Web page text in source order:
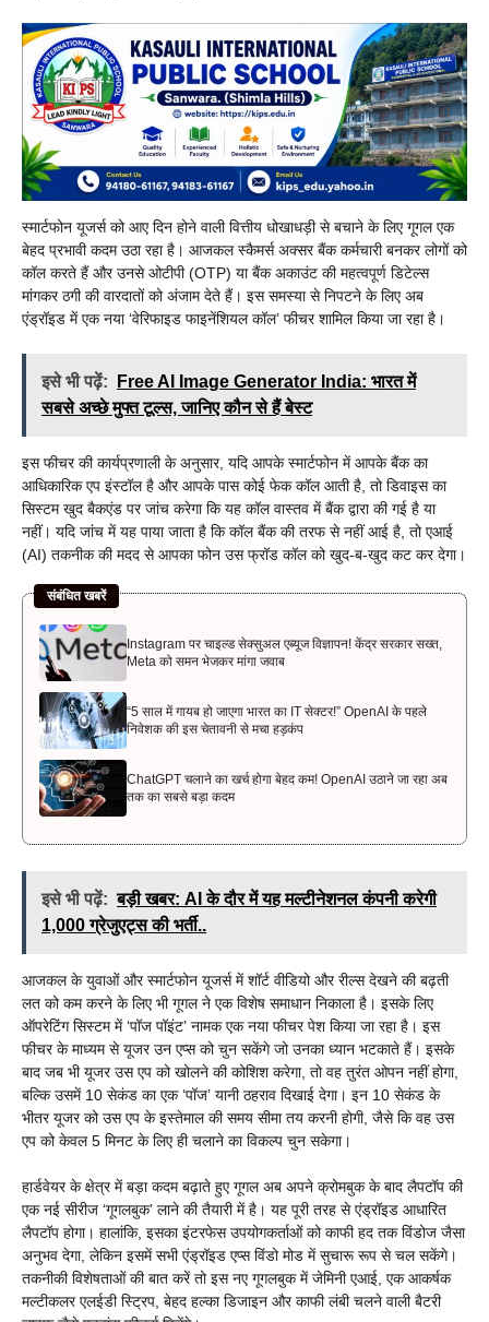
स्मार्टफोन यूजर्स को आए दिन होने वाली वित्तीय धोखाधड़ी से बचाने के लिए गूगल एक
बेहद प्रभावी कदम उठा रहा है। आजकल स्कैमर्स अक्सर बैंक कर्मचारी बनकर लोगों को
कॉल करते हैं और उनसे ओटीपी (OTP) या बैंक अकाउंट की महत्वपूर्ण डिटेल्स
मांगकर ठगी की वारदातों को अंजाम देते हैं। इस समस्या से निपटने के लिए अब
एंड्रॉइड में एक नया ‘वेरिफाइड फाइनेंशियल कॉल’ फीचर शामिल किया जा रहा है।
इसे भी पढ़ें:
Free AI Image Generator India: भारत में
सबसे अच्छे मुफ्त टूल्स, जानिए कौन से हैं बेस्ट
इस फीचर की कार्यप्रणाली के अनुसार, यदि आपके स्मार्टफोन में आपके बैंक का
आधिकारिक एप इंस्टॉल है और आपके पास कोई फेक कॉल आती है, तो डिवाइस का
सिस्टम खुद बैकएंड पर जांच करेगा कि यह कॉल वास्तव में बैंक द्वारा की गई है या
नहीं। यदि जांच में यह पाया जाता है कि कॉल बैंक की तरफ से नहीं आई है, तो एआई
(AI) तकनीक की मदद से आपका फोन उस फ्रॉड कॉल को खुद-ब-खुद कट कर देगा।
संबंधित खबरें
Instagram पर चाइल्ड सेक्सुअल एब्यूज विज्ञापन! केंद्र सरकार सख्त,
Meta को समन भेजकर मांगा जवाब
“5 साल में गायब हो जाएगा भारत का IT सेक्टर!” OpenAI के पहले
निवेशक की इस चेतावनी से मचा हड़कंप
ChatGPT चलाने का खर्च होगा बेहद कम! OpenAI उठाने जा रहा अब
तक का सबसे बड़ा कदम
इसे भी पढ़ें: बड़ी खबर: AI के दौर में यह मल्टीनेशनल कंपनी करेगी
1,000 ग्रेजुएट्स की भर्ती..
आजकल के युवाओं और स्मार्टफोन यूजर्स में शॉर्ट वीडियो और रील्स देखने की बढ़ती
लत को कम करने के लिए भी गूगल ने एक विशेष समाधान निकाला है। इसके लिए
ऑपरेटिंग सिस्टम में ‘पॉज पॉइंट’ नामक एक नया फीचर पेश किया जा रहा है। इस
फीचर के माध्यम से यूजर उन एप्स को चुन सकेंगे जो उनका ध्यान भटकाते हैं। इसके
बाद जब भी यूजर उस एप को खोलने की कोशिश करेगा, तो वह तुरंत ओपन नहीं होगा,
बल्कि उसमें 10 सेकंड का एक ‘पॉज’ यानी ठहराव दिखाई देगा। इन 10 सेकंड के
भीतर यूजर को उस एप के इस्तेमाल की समय सीमा तय करनी होगी, जैसे कि वह उस
एप को केवल 5 मिनट के लिए ही चलाने का विकल्प चुन सकेगा।
हार्डवेयर के क्षेत्र में बड़ा कदम बढ़ाते हुए गूगल अब अपने क्रोमबुक के बाद लैपटॉप की
एक नई सीरीज ‘गूगलबुक’ लाने की तैयारी में है। यह पूरी तरह से एंड्रॉइड आधारित
लैपटॉप होगा। हालांकि, इसका इंटरफेस उपयोगकर्ताओं को काफी हद तक विंडोज जैसा
अनुभव देगा, लेकिन इसमें सभी एंड्रॉइड एप्स विंडो मोड में सुचारू रूप से चल सकेंगे।
तकनीकी विशेषताओं की बात करें तो इस नए गूगलबुक में जेमिनी एआई, एक आकर्षक
मल्टीकलर एलईडी स्ट्रिप, बेहद हल्का डिजाइन और काफी लंबी चलने वाली बैटरी